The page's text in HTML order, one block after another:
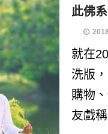
此佛
就在
洗版
購物
友戲